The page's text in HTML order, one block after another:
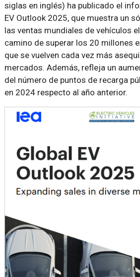
siglas en inglés) ha publicado el
EV Outlook 2025, que muestra un
las ventas mundiales de vehículos
camino de superar los 20 millones
que se vuelven cada vez más
mercados. Además, refleja un
del número de puntos de recarga
en 2024 respecto al año anterior.